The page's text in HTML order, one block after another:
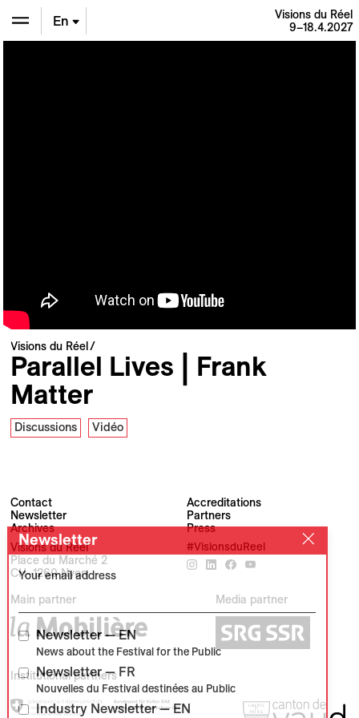
En
Visions du Réel
9–18.4.2027
Visions du Réel
Parallel Lives | Frank
Matter
Discussions Vidéo
Contact
Newsletter
Archives
Accreditations
Partners
Press
Visions du Réel
Place du Marché 2
CH–1260 Nyon
#VisionsduReel
Main partner Media partner
Institutional partners
Newsletter
Your email address
Newsletter — EN
News about the Festival for the Public
Newsletter — FR
Nouvelles du Festival destinées au Public
Industry Newsletter — EN